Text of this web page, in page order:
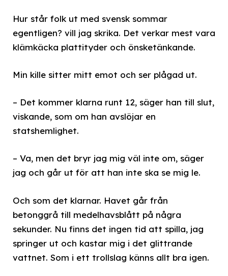
Hur står folk ut med svensk sommar
egentligen? vill jag skrika. Det verkar mest vara
klämkäcka plattityder och önsketänkande.
Min kille sitter mitt emot och ser plågad ut.
– Det kommer klarna runt 12, säger han till slut,
viskande, som om han avslöjar en
statshemlighet.
– Va, men det bryr jag mig väl inte om, säger
jag och går ut för att han inte ska se mig le.
Och som det klarnar. Havet går från
betonggrå till medelhavsblått på några
sekunder. Nu finns det ingen tid att spilla, jag
springer ut och kastar mig i det glittrande
vattnet. Som i ett trollslag känns allt bra igen.